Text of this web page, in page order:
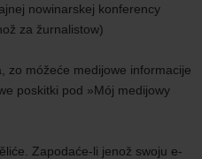
nowinarskej konferency
za žurnalistow)
zo móžeće medijowe informacije
poskitki pod »Mój medijowy
Zapodaće-li jenož swoju e-